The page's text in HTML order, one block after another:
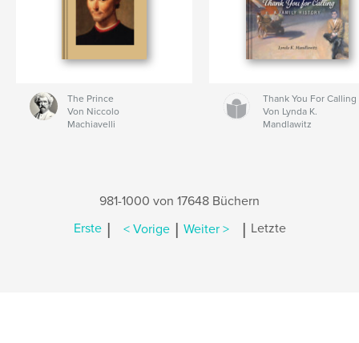
The Prince
Von Niccolo
Machiavelli
Thank You For Calling
Von Lynda K.
Mandlawitz
981-1000 von 17648 Büchern
Erste | < Vorige | Weiter > | Letzte